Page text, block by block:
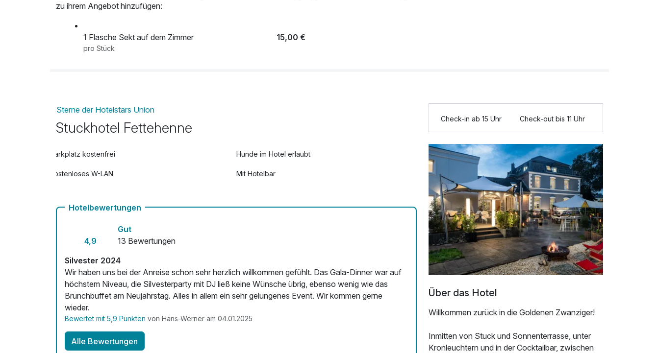
zu ihrem Angebot hinzufügen:
1 Flasche Sekt auf dem Zimmer 15,00 €
pro Stück
Sterne der Hotelstars Union
Stuckhotel Fettehenne
Parkplatz kostenfrei Hunde im Hotel erlaubt
Kostenloses W-LAN Mit Hotelbar
Hotelbewertungen
4,9
Gut
13 Bewertungen
Silvester 2024
Wir haben uns bei der Anreise schon sehr herzlich willkommen gefühlt. Das Gala-Dinner war auf
höchstem Niveau, die Silvesterparty mit DJ ließ keine Wünsche übrig, ebenso wenig wie das
Brunchbuffet am Neujahrstag. Alles in allem ein sehr gelungenes Event. Wir kommen gerne
wieder.
Bewertet mit 5,9 Punkten von Hans-Werner am 04.01.2025
Alle Bewertungen
Check-in ab 15 Uhr Check-out bis 11 Uhr
Über das Hotel
Willkommen zurück in die Goldenen Zwanziger!
Inmitten von Stuck und Sonnenterrasse, unter
Kronleuchtern und in der Cocktailbar, zwischen